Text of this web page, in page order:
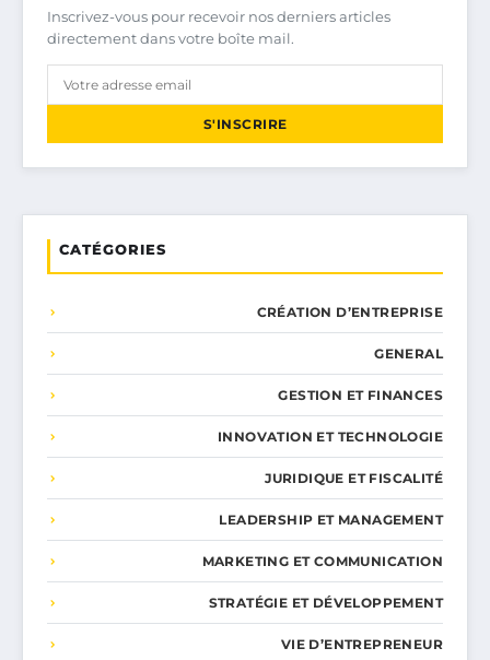
Inscrivez-vous pour recevoir nos derniers articles
directement dans votre boîte mail.
S'INSCRIRE
CATÉGORIES
CRÉATION D’ENTREPRISE
GENERAL
GESTION ET FINANCES
INNOVATION ET TECHNOLOGIE
JURIDIQUE ET FISCALITÉ
LEADERSHIP ET MANAGEMENT
MARKETING ET COMMUNICATION
STRATÉGIE ET DÉVELOPPEMENT
VIE D’ENTREPRENEUR